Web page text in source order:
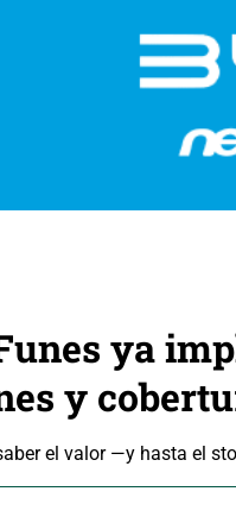
ya
y
el valor —y hasta el